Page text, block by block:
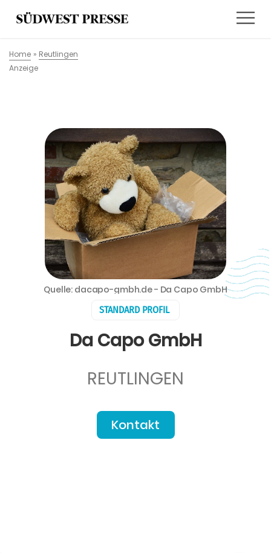
Home » Reutlingen
Anzeige
STANDARD PROFIL
Da Capo GmbH
REUTLINGEN
Kontakt
Quelle: dacapo-gmbh.de - Da Capo GmbH